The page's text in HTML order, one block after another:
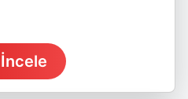
İncele